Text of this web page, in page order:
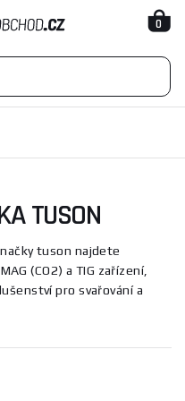
0
TUSON
tuson najdete
(CO2) a TIG zařízení,
pro svařování a
oprav a údržby po
hořák pro Tucana 205.